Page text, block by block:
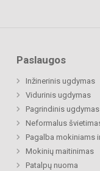
Paslaugos
Inžinerinis ugdymas
Vidurinis ugdymas
Pagrindinis ugdymas
Neformalus
Pagalba mokiniams
Mokinių maitinimas
Patalpų nuoma